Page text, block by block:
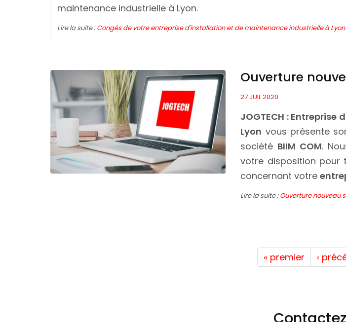
maintenance industrielle à Lyon.
Lire la suite :Congés de votre entreprise d'installation et de maintenance industrielle à Lyon
Ouverture
27 JUIL 2020
JOGTECH :
Lyon vous présente
société BIIM COM.
votre disposition pour
concernant votre
Lire la suite :Ouverture nouveau
« premier ‹